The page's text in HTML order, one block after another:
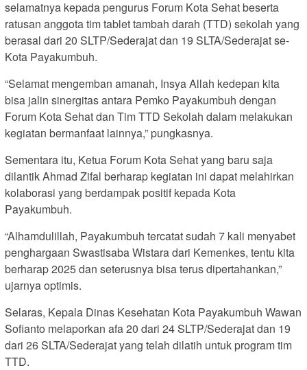
selamatnya kepada pengurus Forum Kota Sehat beserta
ratusan anggota tim tablet tambah darah (TTD) sekolah yang
berasal dari 20 SLTP/Sederajat dan 19 SLTA/Sederajat se-
Kota Payakumbuh.
“Selamat mengemban amanah, Insya Allah kedepan kita
bisa jalin sinergitas antara Pemko Payakumbuh dengan
Forum Kota Sehat dan Tim TTD Sekolah dalam melakukan
kegiatan bermanfaat lainnya,” pungkasnya.
Sementara itu, Ketua Forum Kota Sehat yang baru saja
dilantik Ahmad Zifal berharap kegiatan ini dapat melahirkan
kolaborasi yang berdampak positif kepada Kota
Payakumbuh.
“Alhamdulillah, Payakumbuh tercatat sudah 7 kali menyabet
penghargaan Swastisaba Wistara dari Kemenkes, tentu kita
berharap 2025 dan seterusnya bisa terus dipertahankan,”
ujarnya optimis.
Selaras, Kepala Dinas Kesehatan Kota Payakumbuh Wawan
Sofianto melaporkan afa 20 dari 24 SLTP/Sederajat dan 19
dari 26 SLTA/Sederajat yang telah dilatih untuk program tim
TTD.